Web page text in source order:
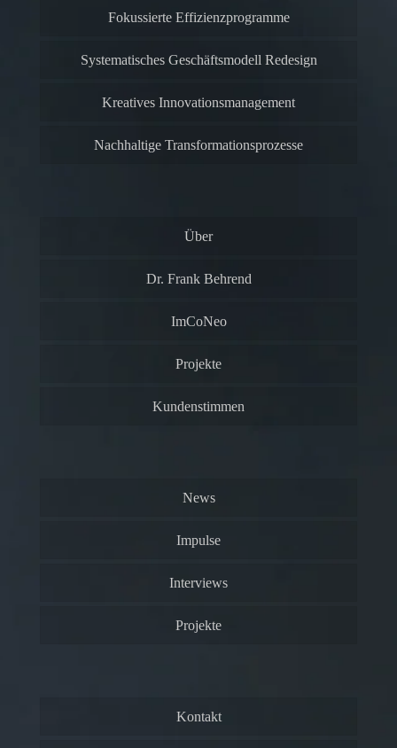
Fokussierte Effizienzprogramme
Systematisches Geschäftsmodell Redesign
Kreatives Innovationsmanagement
Nachhaltige Transformationsprozesse
Über
Dr. Frank Behrend
ImCoNeo
Projekte
Kundenstimmen
News
Impulse
Interviews
Projekte
Kontakt